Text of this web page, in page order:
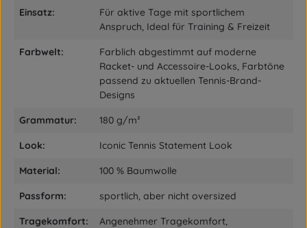
Einsatz:
Für aktive Tage mit sportlichem
Anspruch, Ideal für Training & Freizeit
Farbwelt:
Farblich abgestimmt auf moderne
Racket- und Accessoire-Looks, Farbtöne
passend zu aktuellen Tennis-Brand-
Designs
Grammatur: 180 g/m²
Look: Iconic Tennis Statement Look
Material: 100 % Baumwolle
Passform: sportlich, aber nicht oversized
Tragekomfort:
Angenehmer Tragekomfort,